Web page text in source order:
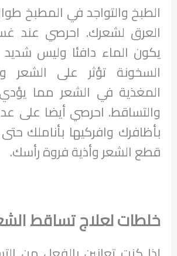
الطبخ والتواجد في المطبخ
العرق لشعرك. احرصي عند
يكون الماء دافئا وليس
السخونة تؤثر على الشعر
المغذية في الشعر مما
والتساقط. احرصي أيضا على
بأظافرك وافركيها بأناملك
قطع الشعر وأذية فروة رأسك.
خلطات لعلاج تساقط